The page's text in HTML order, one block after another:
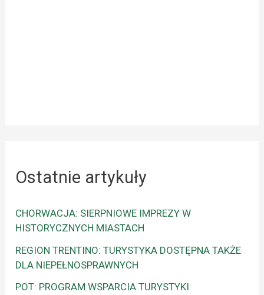
Ostatnie artykuły
CHORWACJA: SIERPNIOWE IMPREZY W
HISTORYCZNYCH MIASTACH
REGION TRENTINO: TURYSTYKA DOSTĘPNA TAKŻE
DLA NIEPEŁNOSPRAWNYCH
POT: PROGRAM WSPARCIA TURYSTYKI